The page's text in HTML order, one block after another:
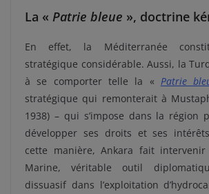
La « Patrie bleue », doctrine
En effet, la Méditerranée
stratégique considérable. Aussi, la
à se comporter telle la « Patrie
stratégique qui remonterait à
1938) – qui s’impose dans la région
développer ses droits et ses
cette manière, Ankara fait
Marine, véritable outil
dissuasif dans l’exploitation